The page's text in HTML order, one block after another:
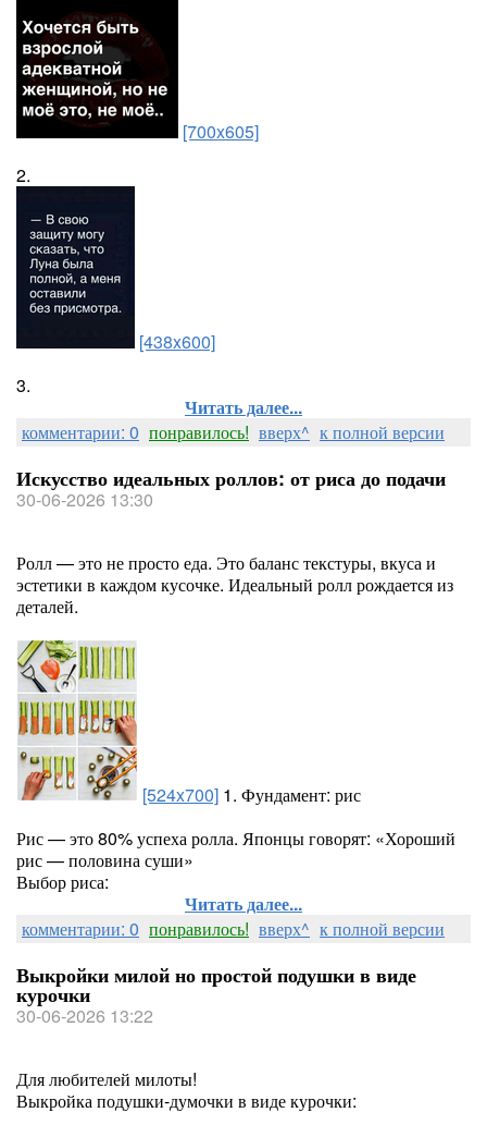
[700x605]
2.
[438x600]
3.
Читать далее...
комментарии: 0 понравилось! вверх^ к полной версии
Искусство идеальных роллов: от риса до подачи
30-06-2026 13:30
Ролл — это не просто еда. Это баланс текстуры, вкуса и
эстетики в каждом кусочке. Идеальный ролл рождается из
деталей.
[524x700] 1. Фундамент: рис
Рис — это 80% успеха ролла. Японцы говорят: «Хороший
рис — половина суши»
Выбор риса:
Читать далее...
комментарии: 0 понравилось! вверх^ к полной версии
Выкройки милой но простой подушки в виде
курочки
30-06-2026 13:22
Для любителей милоты!
Выкройка подушки-думочки в виде курочки: